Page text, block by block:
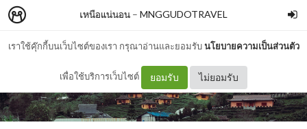
เราใช้คุ๊กกี้บนเว็บไซต์ของเรา กรุณาอ่านและยอมรับนโยบายความเป็นส่วนตัว
เพื่อใช้บริการเว็บไซต์ ยอมรับ ไม่ยอมรับ
เหนือแน่นอน – MNGGUDOTRAVEL